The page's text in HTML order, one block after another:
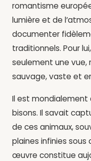
romantisme
lumière et de
documenter
traditionnels. Pour
seulement une vue,
sauvage, vaste et
Il est mondialement
bisons. Il savait
de ces animaux,
plaines infinies sous
œuvre constitue